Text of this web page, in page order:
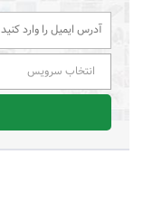
انتخاب سرویس